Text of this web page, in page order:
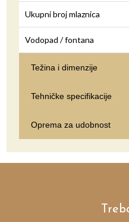
Ukupni broj mlaznica
Vodopad / fontana
Težina i dimenzije
Tehničke specifikacije
Oprema za udobnost